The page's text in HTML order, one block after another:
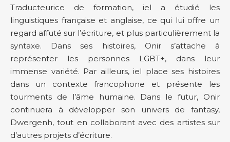
Traducteurice de formation, iel a étudié les
linguistiques française et anglaise, ce qui lui offre un
regard affuté sur l’écriture, et plus particulièrement la
syntaxe. Dans ses histoires, Onir s’attache à
représenter les personnes LGBT+, dans leur
immense variété. Par ailleurs, iel place ses histoires
dans un contexte francophone et présente les
tourments de l’âme humaine. Dans le futur, Onir
continuera à développer son univers de fantasy,
Dwergenh, tout en collaborant avec des artistes sur
d’autres projets d’écriture.